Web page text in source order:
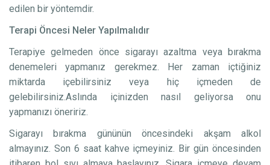
edilen bir yöntemdir.
Terapi Öncesi Neler Yapılmalıdır
Terapiye gelmeden önce sigarayı azaltma veya bırakma
denemeleri yapmanız gerekmez. Her zaman içtiğiniz
miktarda içebilirsiniz veya hiç içmeden de
gelebilirsiniz.Aslında içinizden nasıl geliyorsa onu
yapmanızı öneririz.
Sigarayı bırakma gününün öncesindeki akşam alkol
almayınız. Son 6 saat kahve içmeyiniz. Bir gün öncesinden